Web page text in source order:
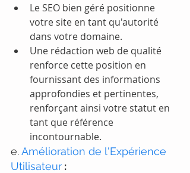
Le SEO bien géré positionne
votre site en tant qu'autorité
dans votre domaine.
Une rédaction web de qualité
renforce cette position en
fournissant des informations
approfondies et pertinentes,
renforçant ainsi votre statut en
tant que référence
incontournable.
e. Amélioration de l'Expérience
Utilisateur :